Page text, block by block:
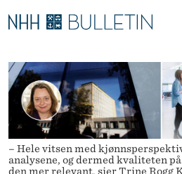
U
T
F
O
S
K
O
V
E
D
M
E
Ø
K
I
N
E
T
T
E
D
E
Stipendiater og nye
Disputaser
Ekspertutvalg
Om Bulletin
– Hele vitsen med
analysene, og dermed kvaliteten
den mer relevant, sier Trine Rogg